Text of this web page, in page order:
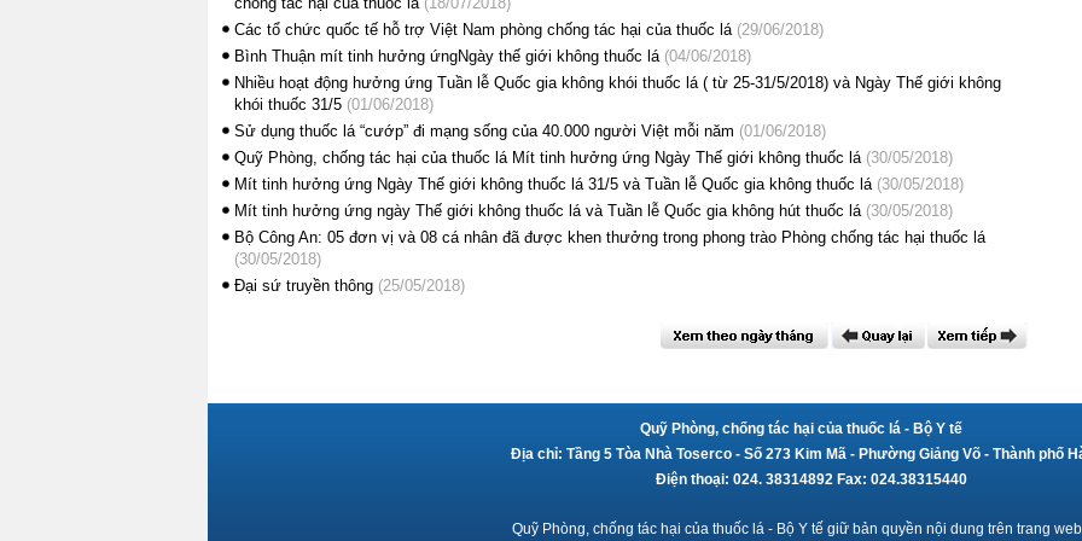
Các tổ chức quốc tế hỗ trợ Việt Nam phòng chống tác hại của thuốc lá (29/06/2018)
Bình Thuận mít tinh hưởng ứngNgày thế giới không thuốc lá (04/06/2018)
Nhiều hoạt động hưởng ứng Tuần lễ Quốc gia không khói thuốc lá ( từ 25-31/5/2018) và Ngày Thế giới không
khói thuốc 31/5 (01/06/2018)
Sử dụng thuốc lá “cướp” đi mạng sống của 40.000 người Việt mỗi năm (01/06/2018)
Quỹ Phòng, chống tác hại của thuốc lá Mít tinh hưởng ứng Ngày Thế giới không thuốc lá (30/05/2018)
Mít tinh hưởng ứng Ngày Thế giới không thuốc lá 31/5 và Tuần lễ Quốc gia không thuốc lá (30/05/2018)
Mít tinh hưởng ứng ngày Thế giới không thuốc lá và Tuần lễ Quốc gia không hút thuốc lá (30/05/2018)
Bộ Công An: 05 đơn vị và 08 cá nhân đã được khen thưởng trong phong trào Phòng chống tác hại thuốc lá
(30/05/2018)
Đại sứ truyền thông (25/05/2018)
Quỹ Phòng, chống tác hại của thuốc lá - Bộ Y tế
Địa chỉ: Tầng 5 Tòa Nhà Toserco - Số 273 Kim Mã - Phường Giảng Võ - Thành phố
Điện thoại: 024. 38314892 Fax: 024.38315440
Quỹ Phòng, chống tác hại của thuốc lá - Bộ Y tế giữ bản quyền nội dung trên trang web